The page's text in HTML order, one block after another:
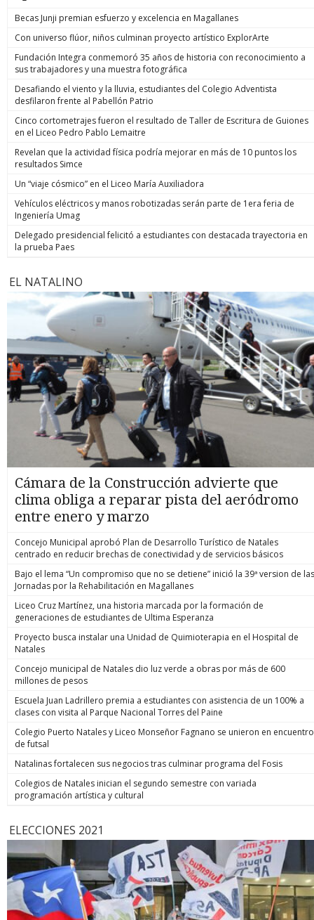
Becas Junji premian esfuerzo y excelencia en Magallanes
Con universo flúor, niños culminan proyecto artístico ExplorArte
Fundación Integra conmemoró 35 años de historia con reconocimiento a
sus trabajadores y una muestra fotográfica
Desafiando el viento y la lluvia, estudiantes del Colegio Adventista
desfilaron frente al Pabellón Patrio
Cinco cortometrajes fueron el resultado de Taller de Escritura de Guiones
en el Liceo Pedro Pablo Lemaitre
Revelan que la actividad física podría mejorar en más de 10 puntos los
resultados Simce
Un “viaje cósmico” en el Liceo María Auxiliadora
Vehículos eléctricos y manos robotizadas serán parte de 1era feria de
Ingeniería Umag
Delegado presidencial felicitó a estudiantes con destacada trayectoria en
la prueba Paes
EL NATALINO
Cámara de la Construcción advierte que
clima obliga a reparar pista del aeródromo
entre enero y marzo
Concejo Municipal aprobó Plan de Desarrollo Turístico de Natales
centrado en reducir brechas de conectividad y de servicios básicos
Bajo el lema “Un compromiso que no se detiene” inició la 39ª version de las
Jornadas por la Rehabilitación en Magallanes
Liceo Cruz Martínez, una historia marcada por la formación de
generaciones de estudiantes de Ultima Esperanza
Proyecto busca instalar una Unidad de Quimioterapia en el Hospital de
Natales
Concejo municipal de Natales dio luz verde a obras por más de 600
millones de pesos
Escuela Juan Ladrillero premia a estudiantes con asistencia de un 100% a
clases con visita al Parque Nacional Torres del Paine
Colegio Puerto Natales y Liceo Monseñor Fagnano se unieron en encuentro
de futsal
Natalinas fortalecen sus negocios tras culminar programa del Fosis
Colegios de Natales inician el segundo semestre con variada
programación artística y cultural
ELECCIONES 2021